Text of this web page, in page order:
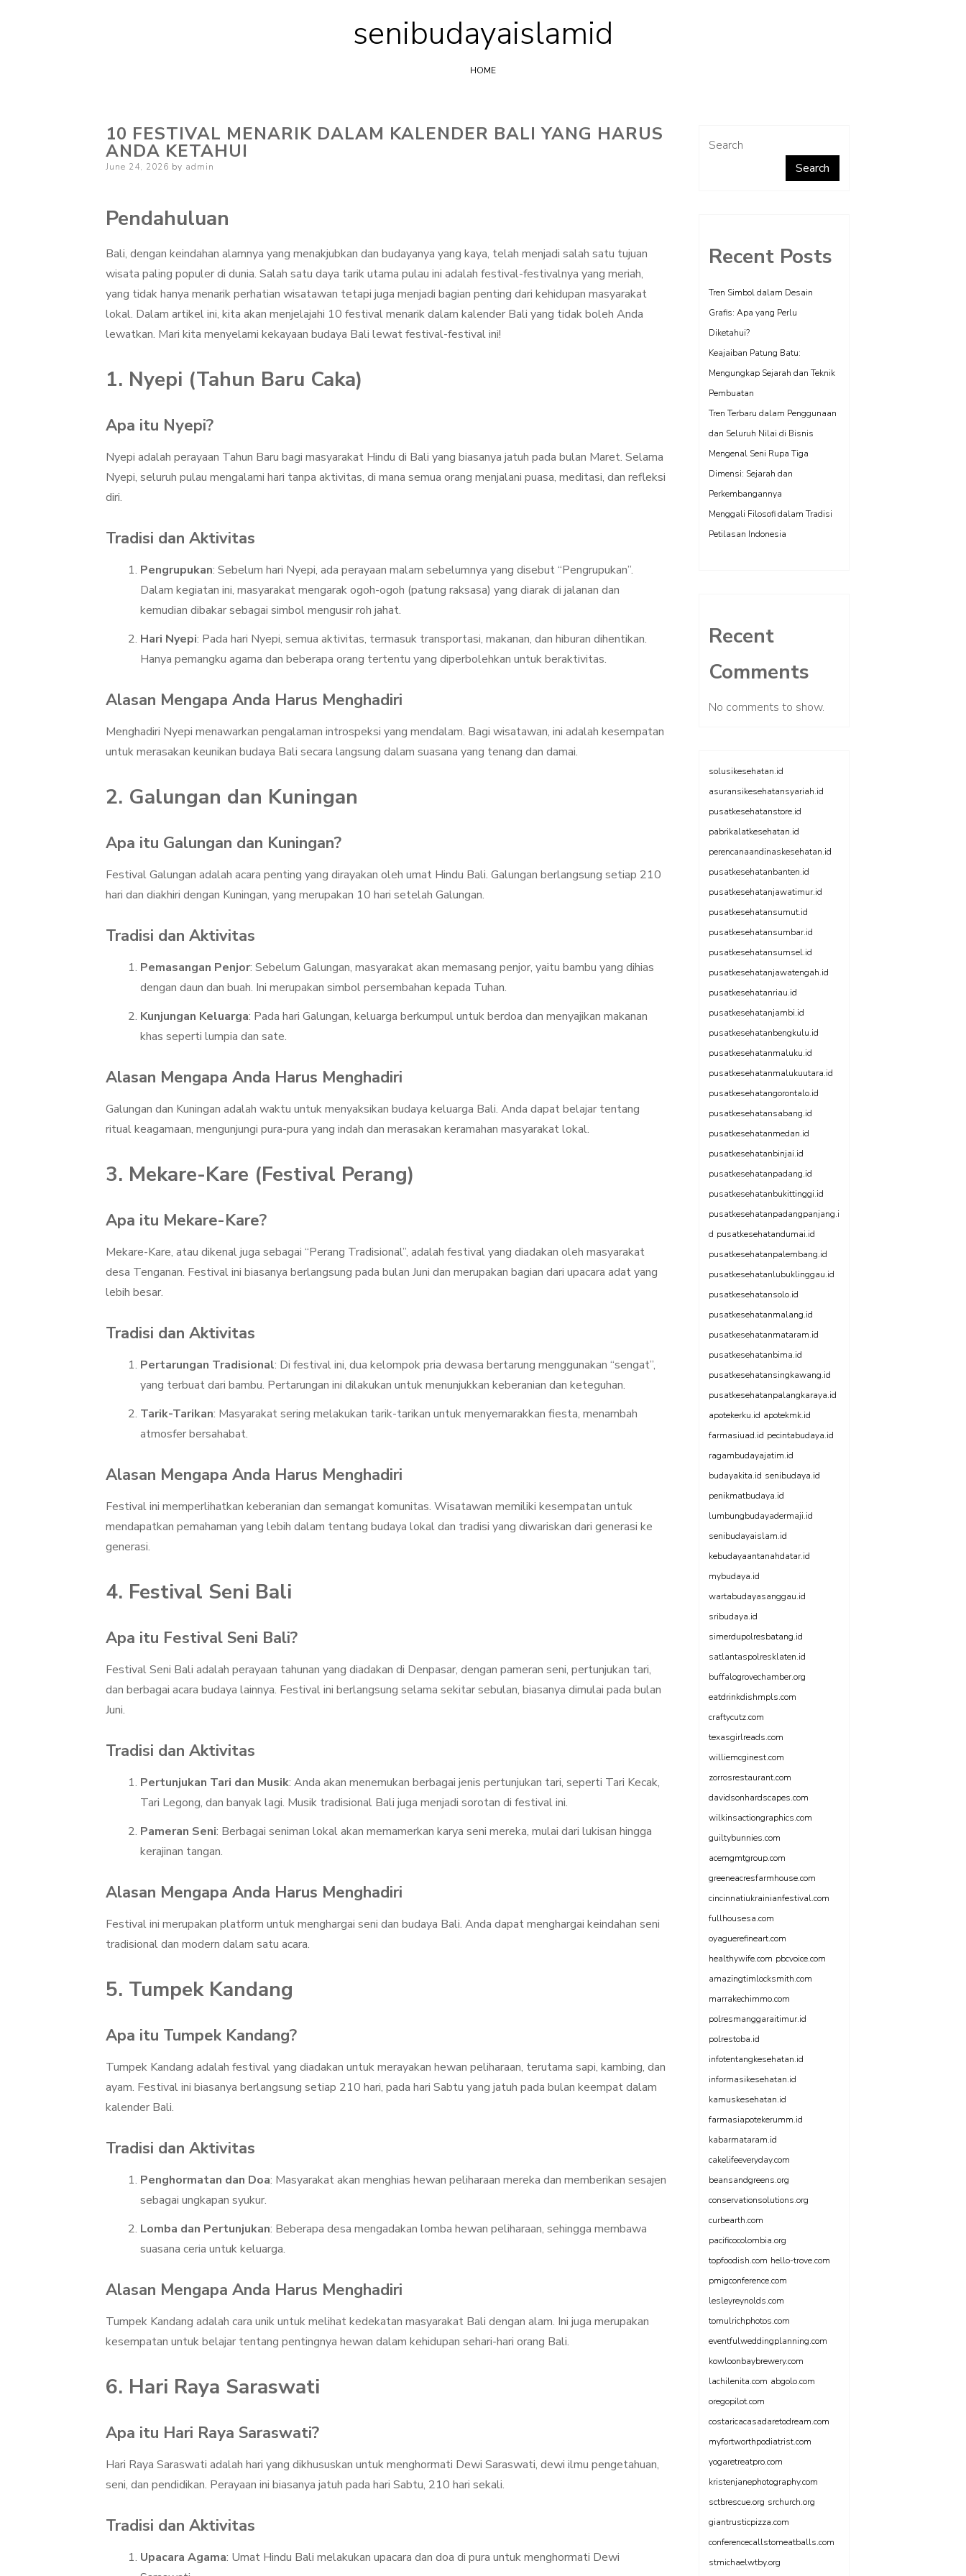
Skip
to
content
senibudayaislamid
HOME
10 FESTIVAL MENARIK DALAM KALENDER BALI YANG HARUS
ANDA KETAHUI
Posted
June 24, 2026 by admin
Pendahuluan
Bali, dengan keindahan alamnya yang menakjubkan dan budayanya yang kaya, telah menjadi salah satu tujuan
wisata paling populer di dunia. Salah satu daya tarik utama pulau ini adalah festival-festivalnya yang meriah,
yang tidak hanya menarik perhatian wisatawan tetapi juga menjadi bagian penting dari kehidupan masyarakat
lokal. Dalam artikel ini, kita akan menjelajahi 10 festival menarik dalam kalender Bali yang tidak boleh Anda
lewatkan. Mari kita menyelami kekayaan budaya Bali lewat festival-festival ini!
1. Nyepi (Tahun Baru Caka)
Apa itu Nyepi?
Nyepi adalah perayaan Tahun Baru bagi masyarakat Hindu di Bali yang biasanya jatuh pada bulan Maret. Selama
Nyepi, seluruh pulau mengalami hari tanpa aktivitas, di mana semua orang menjalani puasa, meditasi, dan refleksi
diri.
Tradisi dan Aktivitas
Pengrupukan: Sebelum hari Nyepi, ada perayaan malam sebelumnya yang disebut “Pengrupukan”.
Dalam kegiatan ini, masyarakat mengarak ogoh-ogoh (patung raksasa) yang diarak di jalanan dan
kemudian dibakar sebagai simbol mengusir roh jahat.
Hari Nyepi: Pada hari Nyepi, semua aktivitas, termasuk transportasi, makanan, dan hiburan dihentikan.
Hanya pemangku agama dan beberapa orang tertentu yang diperbolehkan untuk beraktivitas.
Alasan Mengapa Anda Harus Menghadiri
Menghadiri Nyepi menawarkan pengalaman introspeksi yang mendalam. Bagi wisatawan, ini adalah kesempatan
untuk merasakan keunikan budaya Bali secara langsung dalam suasana yang tenang dan damai.
2. Galungan dan Kuningan
Apa itu Galungan dan Kuningan?
Festival Galungan adalah acara penting yang dirayakan oleh umat Hindu Bali. Galungan berlangsung setiap 210
hari dan diakhiri dengan Kuningan, yang merupakan 10 hari setelah Galungan.
Tradisi dan Aktivitas
Pemasangan Penjor: Sebelum Galungan, masyarakat akan memasang penjor, yaitu bambu yang dihias
dengan daun dan buah. Ini merupakan simbol persembahan kepada Tuhan.
Kunjungan Keluarga: Pada hari Galungan, keluarga berkumpul untuk berdoa dan menyajikan makanan
khas seperti lumpia dan sate.
Alasan Mengapa Anda Harus Menghadiri
Galungan dan Kuningan adalah waktu untuk menyaksikan budaya keluarga Bali. Anda dapat belajar tentang
ritual keagamaan, mengunjungi pura-pura yang indah dan merasakan keramahan masyarakat lokal.
3. Mekare-Kare (Festival Perang)
Apa itu Mekare-Kare?
Mekare-Kare, atau dikenal juga sebagai “Perang Tradisional”, adalah festival yang diadakan oleh masyarakat
desa Tenganan. Festival ini biasanya berlangsung pada bulan Juni dan merupakan bagian dari upacara adat yang
lebih besar.
Tradisi dan Aktivitas
Pertarungan Tradisional: Di festival ini, dua kelompok pria dewasa bertarung menggunakan “sengat”,
yang terbuat dari bambu. Pertarungan ini dilakukan untuk menunjukkan keberanian dan keteguhan.
Tarik-Tarikan: Masyarakat sering melakukan tarik-tarikan untuk menyemarakkan fiesta, menambah
atmosfer bersahabat.
Alasan Mengapa Anda Harus Menghadiri
Festival ini memperlihatkan keberanian dan semangat komunitas. Wisatawan memiliki kesempatan untuk
mendapatkan pemahaman yang lebih dalam tentang budaya lokal dan tradisi yang diwariskan dari generasi ke
generasi.
4. Festival Seni Bali
Apa itu Festival Seni Bali?
Festival Seni Bali adalah perayaan tahunan yang diadakan di Denpasar, dengan pameran seni, pertunjukan tari,
dan berbagai acara budaya lainnya. Festival ini berlangsung selama sekitar sebulan, biasanya dimulai pada bulan
Juni.
Tradisi dan Aktivitas
Pertunjukan Tari dan Musik: Anda akan menemukan berbagai jenis pertunjukan tari, seperti Tari Kecak,
Tari Legong, dan banyak lagi. Musik tradisional Bali juga menjadi sorotan di festival ini.
Pameran Seni: Berbagai seniman lokal akan memamerkan karya seni mereka, mulai dari lukisan hingga
kerajinan tangan.
Alasan Mengapa Anda Harus Menghadiri
Festival ini merupakan platform untuk menghargai seni dan budaya Bali. Anda dapat menghargai keindahan seni
tradisional dan modern dalam satu acara.
5. Tumpek Kandang
Apa itu Tumpek Kandang?
Tumpek Kandang adalah festival yang diadakan untuk merayakan hewan peliharaan, terutama sapi, kambing, dan
ayam. Festival ini biasanya berlangsung setiap 210 hari, pada hari Sabtu yang jatuh pada bulan keempat dalam
kalender Bali.
Tradisi dan Aktivitas
Penghormatan dan Doa: Masyarakat akan menghias hewan peliharaan mereka dan memberikan sesajen
sebagai ungkapan syukur.
Lomba dan Pertunjukan: Beberapa desa mengadakan lomba hewan peliharaan, sehingga membawa
suasana ceria untuk keluarga.
Alasan Mengapa Anda Harus Menghadiri
Tumpek Kandang adalah cara unik untuk melihat kedekatan masyarakat Bali dengan alam. Ini juga merupakan
kesempatan untuk belajar tentang pentingnya hewan dalam kehidupan sehari-hari orang Bali.
6. Hari Raya Saraswati
Apa itu Hari Raya Saraswati?
Hari Raya Saraswati adalah hari yang dikhususkan untuk menghormati Dewi Saraswati, dewi ilmu pengetahuan,
seni, dan pendidikan. Perayaan ini biasanya jatuh pada hari Sabtu, 210 hari sekali.
Tradisi dan Aktivitas
Upacara Agama: Umat Hindu Bali melakukan upacara dan doa di pura untuk menghormati Dewi
Search
Search
Recent Posts
Tren Simbol dalam Desain
Grafis: Apa yang Perlu
Diketahui?
Keajaiban Patung Batu:
Mengungkap Sejarah dan Teknik
Pembuatan
Tren Terbaru dalam Penggunaan
dan Seluruh Nilai di Bisnis
Mengenal Seni Rupa Tiga
Dimensi: Sejarah dan
Perkembangannya
Menggali Filosofi dalam Tradisi
Petilasan Indonesia
Recent
Comments
No comments to show.
solusikesehatan.id
asuransikesehatansyariah.id
pusatkesehatanstore.id
pabrikalatkesehatan.id
perencanaandinaskesehatan.id
pusatkesehatanbanten.id
pusatkesehatanjawatimur.id
pusatkesehatansumut.id
pusatkesehatansumbar.id
pusatkesehatansumsel.id
pusatkesehatanjawatengah.id
pusatkesehatanriau.id
pusatkesehatanjambi.id
pusatkesehatanbengkulu.id
pusatkesehatanmaluku.id
pusatkesehatanmalukuutara.id
pusatkesehatangorontalo.id
pusatkesehatansabang.id
pusatkesehatanmedan.id
pusatkesehatanbinjai.id
pusatkesehatanpadang.id
pusatkesehatanbukittinggi.id
pusatkesehatanpadangpanjang.i
d pusatkesehatandumai.id
pusatkesehatanpalembang.id
pusatkesehatanlubuklinggau.id
pusatkesehatansolo.id
pusatkesehatanmalang.id
pusatkesehatanmataram.id
pusatkesehatanbima.id
pusatkesehatansingkawang.id
pusatkesehatanpalangkaraya.id
apotekerku.id apotekmk.id
farmasiuad.id pecintabudaya.id
ragambudayajatim.id
budayakita.id senibudaya.id
penikmatbudaya.id
lumbungbudayadermaji.id
senibudayaislam.id
kebudayaantanahdatar.id
mybudaya.id
wartabudayasanggau.id
sribudaya.id
simerdupolresbatang.id
satlantaspolresklaten.id
buffalogrovechamber.org
eatdrinkdishmpls.com
craftycutz.com
texasgirlreads.com
williemcginest.com
zorrosrestaurant.com
davidsonhardscapes.com
wilkinsactiongraphics.com
guiltybunnies.com
acemgmtgroup.com
greeneacresfarmhouse.com
cincinnatiukrainianfestival.com
fullhousesa.com
oyaguerefineart.com
healthywife.com pbcvoice.com
amazingtimlocksmith.com
marrakechimmo.com
polresmanggaraitimur.id
polrestoba.id
infotentangkesehatan.id
informasikesehatan.id
kamuskesehatan.id
farmasiapotekerumm.id
kabarmataram.id
cakelifeeveryday.com
beansandgreens.org
conservationsolutions.org
curbearth.com
pacificocolombia.org
topfoodish.com hello-trove.com
pmigconference.com
lesleyreynolds.com
tomulrichphotos.com
eventfulweddingplanning.com
kowloonbaybrewery.com
lachilenita.com abgolo.com
oregopilot.com
costaricacasadaretodream.com
myfortworthpodiatrist.com
yogaretreatpro.com
kristenjanephotography.com
sctbrescue.org srchurch.org
giantrusticpizza.com
conferencecallstomeatballs.com
stmichaelwtby.org